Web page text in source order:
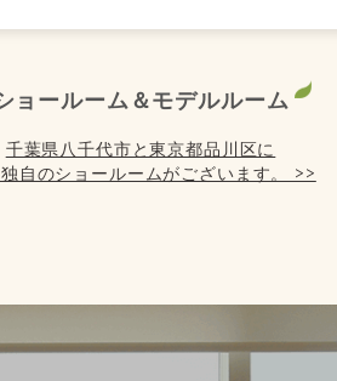
ョールーム＆モデルルーム
千葉県八千代市と東京都品川区に
自のショールームがございます。 >>